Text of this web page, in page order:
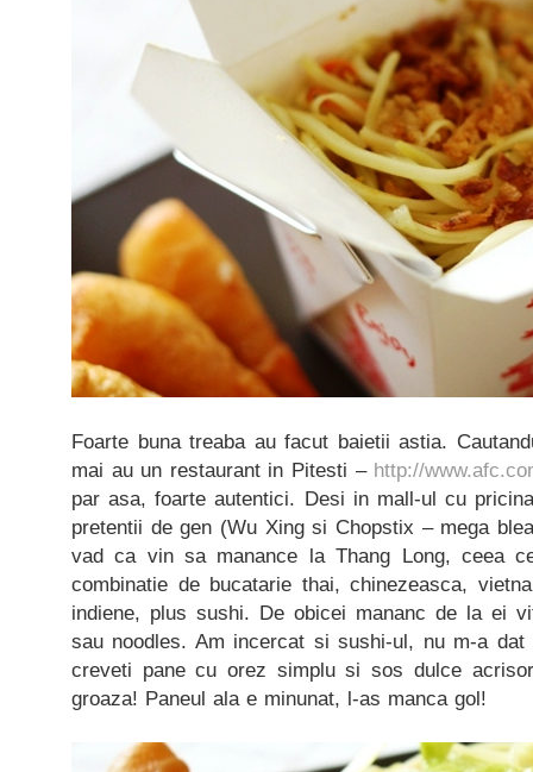
Foarte buna treaba au facut baietii astia.
mai au un restaurant in Pitesti – http://
par asa, foarte autentici. Desi in mall-ul cu
pretentii de gen (Wu Xing si Chopstix – mega
vad ca vin sa manance la Thang Long, ceea
combinatie de bucatarie thai, chinezeasca,
indiene, plus sushi. De obicei mananc de la ei
sau noodles. Am incercat si sushi-ul, nu m-a
creveti pane cu orez simplu si sos dulce
groaza! Paneul ala e minunat, l-as manca gol!